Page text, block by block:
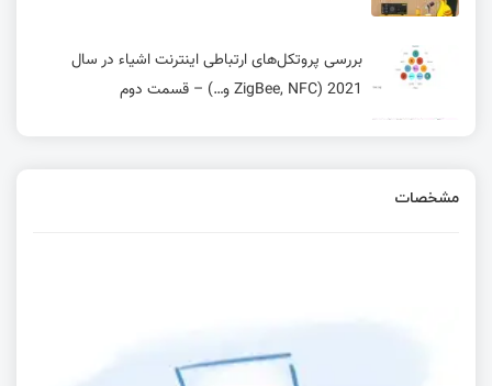
بررسی پروتکل‌های ارتباطی اینترنت اشیاء در سال
2021 (ZigBee, NFC و…) – قسمت دوم
آشنایی با برد بینایی ماشین MaixCam Pro
مشخصات